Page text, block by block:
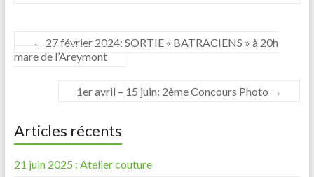
← 27 février 2024: SORTIE « BATRACIENS » à 20h
mare de l’Areymont
1er avril – 15 juin: 2ème Concours Photo →
Articles récents
21 juin 2025 : Atelier couture